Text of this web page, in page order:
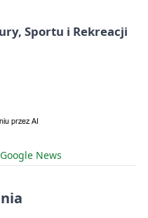
Sportu i Rekreacji
Google News